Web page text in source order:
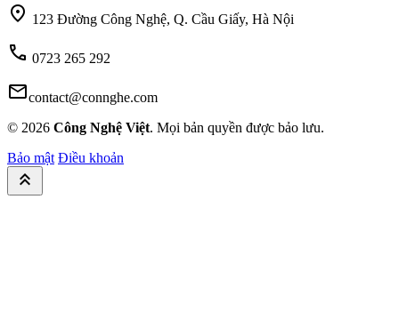
location_on 123 Đường Công Nghệ, Q. Cầu Giấy, Hà Nội
call 0723 265 292
mailcontact@connghe.com
© 2026 Công Nghệ Việt. Mọi bản quyền được bảo lưu.
Bảo mật Điều khoản
keyboard_double_arrow_up